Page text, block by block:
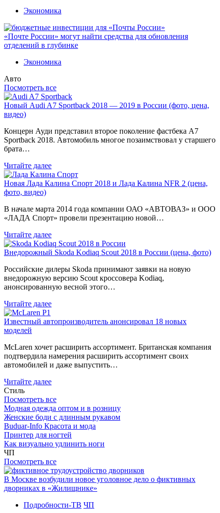
Экономика
«Почте России» могут найти средства для обновления
отделений в глубинке
Экономика
Авто
Посмотреть все
Новый Audi A7 Sportback 2018 — 2019 в России (фото, цена,
видео)
Концерн Ауди представил второе поколение фастбека A7
Sportback 2018. Автомобиль многое позаимствовал у старшего
брата…
Читайте далее
Новая Лада Калина Спорт 2018 и Лада Калина NFR 2 (цена,
фото, видео)
В начале марта 2014 года компании ОАО «АВТОВАЗ» и ООО
«ЛАДА Спорт» провели презентацию новой…
Читайте далее
Внедорожный Skoda Kodiaq Scout 2018 в России (цена, фото)
Российские дилеры Skoda принимают заявки на новую
внедорожную версию Scout кроссовера Kodiaq,
анонсированную весной этого…
Читайте далее
Известный автопроизводитель анонсировал 18 новых
моделей
McLaren хочет расширить ассортимент. Британская компания
подтвердила намерения расширить ассортимент своих
автомобилей и даже выпустить…
Читайте далее
Стиль
Посмотреть все
Модная одежда оптом и в розницу
Женские боди с длинным рукавом
Buduar-Info Красота и мода
Принтер для ногтей
Как визуально удлинить ноги
ЧП
Посмотреть все
В Москве возбудили новое уголовное дело о фиктивных
дворниках в «Жилищнике»
Подробности-ТВ ЧП